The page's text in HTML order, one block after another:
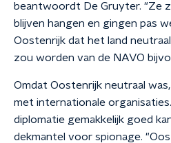
beantwoordt De Gruyter. "Ze
blijven hangen en gingen pas
Oostenrijk dat het land
zou worden van de NAVO
Omdat Oostenrijk neutraal
met internationale
diplomatie gemakkelijk goed
dekmantel voor spionage.